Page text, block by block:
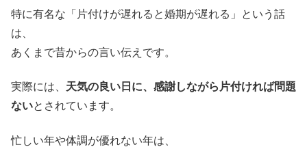
特に有名な「片付けが遅れると婚期が遅れる」という話
は、
あくまで昔からの言い伝えです。
実際には、 天気の良い日に、感謝しながら片付ければ問題
ないとされています。
忙しい年や体調が優れない年は、